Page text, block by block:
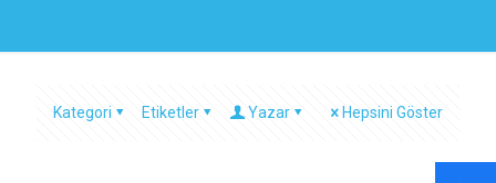
Kategori Etiketler Yazar Hepsini Göster